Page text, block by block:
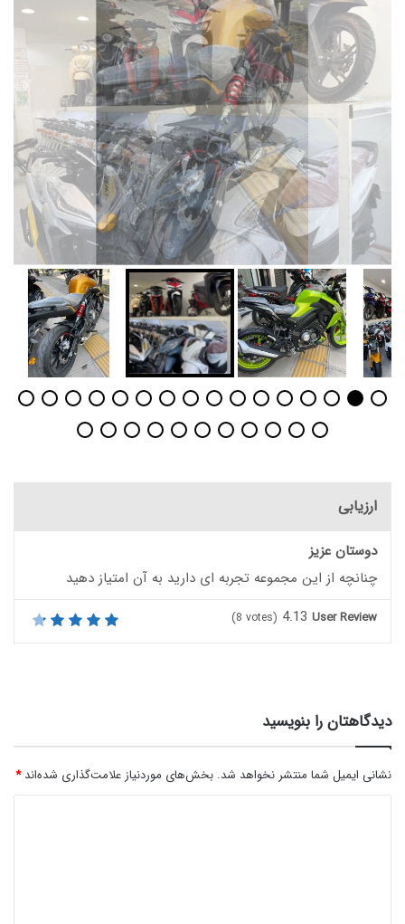
ارزیابی
دوستان عزیز
چنانچه از این مجموعه تجربه ای دارید به آن امتیاز دهید
User Review
4.13
(8 votes)
دیدگاهتان را بنویسید
نشانی ایمیل شما منتشر نخواهد شد. بخش‌های موردنیاز علامت‌گذاری شده‌اند*